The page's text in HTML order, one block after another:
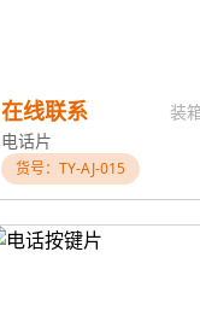
在线联系
装
电话片
货号：TY-AJ-015